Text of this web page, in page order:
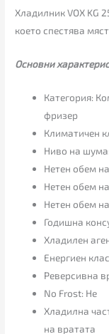
Хладилник VOX KG
което спестява
Основни
Категория:
фризер
Климатичен
Ниво на
Нетен обем
Нетен обем
Нетен обем
Годишна
Хладилен
Енергиен
Реверсивна
No Frost: Не
Хладилна
на вратата